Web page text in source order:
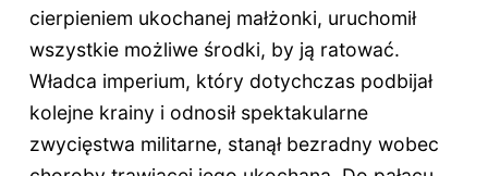
cierpieniem ukochanej małżonki, uruchomił
wszystkie możliwe środki, by ją ratować.
Władca imperium, który dotychczas podbijał
kolejne krainy i odnosił spektakularne
zwycięstwa militarne, stanął bezradny wobec